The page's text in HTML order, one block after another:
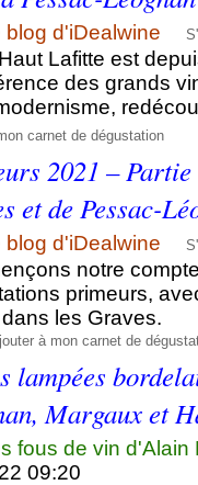
blog d'iDealwine
Lafitte est
des grands
carnet de dégustation
2021 –
et de Pessac-
blog d'iDealwine
notre
primeurs,
les Graves.
à mon carnet de
lampées
Margaux et
fous de vin d'Alain
09:20